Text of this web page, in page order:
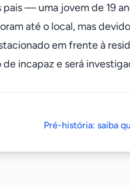
— uma jovem de 19
até o local, mas
em frente à
incapaz e será
Pré-história: saiba